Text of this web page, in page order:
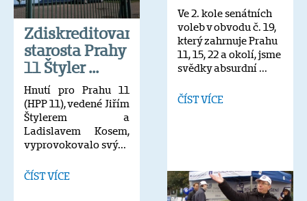
Zdiskreditovaný
starosta Prahy
11 Štyler ...
Hnutí pro Prahu 11
(HPP 11), vedené Jiřím
Štylerem a
Ladislavem Kosem,
vyprovokovalo svý...
ČÍST VÍCE
Ve 2. kole senátních
voleb v obvodu č. 19,
který zahrnuje Prahu
11, 15, 22 a okolí, jsme
svědky absurdní ...
ČÍST VÍCE